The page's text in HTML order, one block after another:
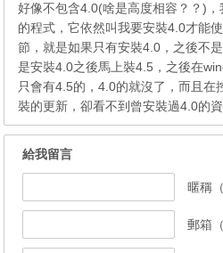
好像不包含4.0(啥是高度相容？？)
的程式，它依然叫我要安裝4.0才能
節，就是如果只有安裝4.0，之後不
是安裝4.0之後馬上裝4.5，之後在
只會有4.5的，4.0的就沒了，而且
裝的更新，卻看不到曾安裝過4.0的資
給我留言
暱稱
郵箱